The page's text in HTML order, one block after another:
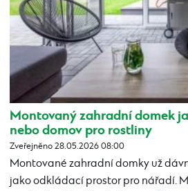
Montovaný zahradní domek
nebo domov pro rostliny
Zveřejněno 28.05.2026 08:00
Montované zahradní domky už
jako odkládací prostor pro nářadí.